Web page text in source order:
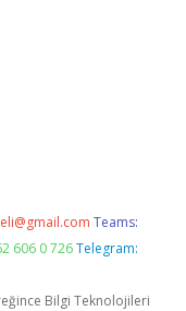
Teams:
606 0 726 Telegram:
Bilgi Teknolojileri